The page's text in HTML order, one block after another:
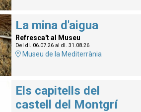
La mina d'aigua
Refresca't al Museu
Del dl. 06.07.26al dl. 31.08.26
Museu de la Mediterrània
Els capitells del
castell del Montgrí